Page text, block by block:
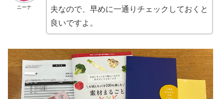
ニーナ
夫なので、早めに一通りチェックしておくと
良いですよ。